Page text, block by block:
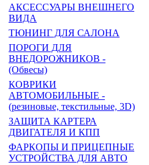
АКСЕССУАРЫ ВНЕШНЕГО
ВИДА
ТЮНИНГ ДЛЯ САЛОНА
ПОРОГИ ДЛЯ
ВНЕДОРОЖНИКОВ -
(Обвесы)
КОВРИКИ
АВТОМОБИЛЬНЫЕ -
(резиновые, текстильные, 3D)
ЗАЩИТА КАРТЕРА
ДВИГАТЕЛЯ И КПП
ФАРКОПЫ И ПРИЦЕПНЫЕ
УСТРОЙСТВА ДЛЯ АВТО